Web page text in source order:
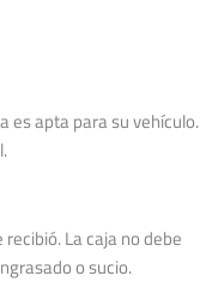
es apta para su vehículo.
La caja no debe
o sucio.